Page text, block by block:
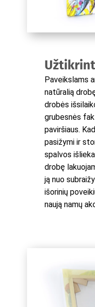
Paveikslams
natūralią
drobės
grubesnės
paviršiaus.
pasižymi ir
spalvos
drobę
ją nuo
išorinių
naują namų